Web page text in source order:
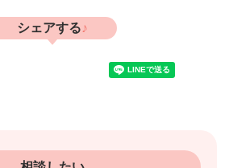
シェアする